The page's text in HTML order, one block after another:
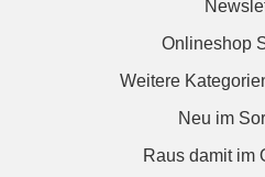
Onlineshop
Weitere
Neu im
Raus damit im